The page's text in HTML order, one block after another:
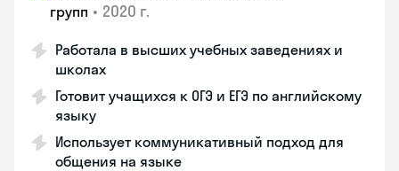
групп • 2020 г.
Работала в высших учебных заведениях и
школах
Готовит учащихся к ОГЭ и ЕГЭ по английскому
языку
Использует коммуникативный подход для
общения на языке